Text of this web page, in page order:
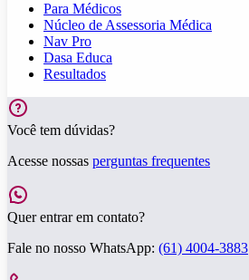
Para Médicos
Núcleo de Assessoria Médica
Nav Pro
Dasa Educa
Resultados
Você tem dúvidas?
Acesse nossas perguntas frequentes
Quer entrar em contato?
Fale no nosso WhatsApp: (61) 4004-3883